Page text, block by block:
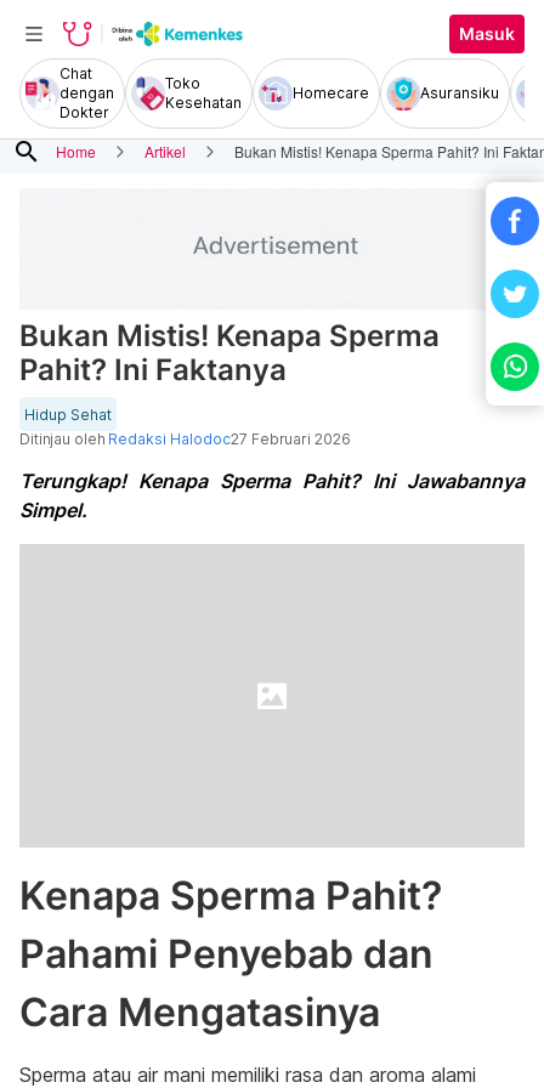
Masuk
Chat
dengan
Dokter
Toko
Kesehatan
Homecare Asuransiku
search Home Artikel Bukan Mistis! Kenapa Sperma Pahit? Ini
Bukan Mistis! Kenapa Sperma
Pahit? Ini Faktanya
Hidup Sehat
Ditinjau oleh Redaksi Halodoc27 Februari 2026
Terungkap! Kenapa Sperma Pahit? Ini Jawabannya
Simpel.
Kenapa Sperma Pahit?
Pahami Penyebab dan
Cara Mengatasinya
Sperma atau air mani memiliki rasa dan aroma alami